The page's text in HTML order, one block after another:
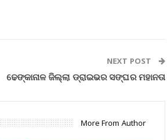
NEXT POST
ଢେଙ୍କାନାଳ ଜିଲ୍ଲା ଡ୍ରାଇଭର ସଙ୍ଘର ମହାନତା
More From Author